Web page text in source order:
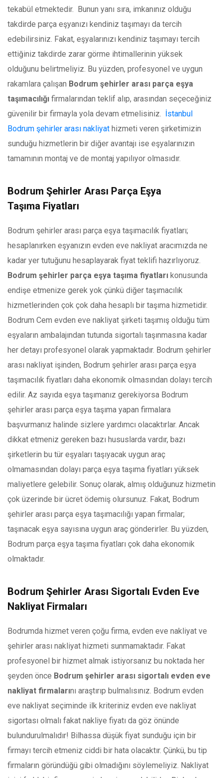
tekabül etmektedir. Bunun yanı sıra, imkanınız olduğu
takdirde parça eşyanızı kendiniz taşımayı da tercih
edebilirsiniz. Fakat, eşyalarınızı kendiniz taşımayı tercih
ettiğiniz takdirde zarar görme ihtimallerinin yüksek
olduğunu belirtmeliyiz. Bu yüzden, profesyonel ve uygun
rakamlara çalışan Bodrum şehirler arası parça eşya
taşımacılığı firmalarından teklif alıp, arasından seçeceğiniz
güvenilir bir firmayla yola devam etmelisiniz. İstanbul
Bodrum şehirler arası nakliyat hizmeti veren şirketimizin
sunduğu hizmetlerin bir diğer avantajı ise eşyalarınızın
tamamının montaj ve de montaj yapılıyor olmasıdır.
Bodrum Şehirler Arası Parça Eşya
Taşıma Fiyatları
Bodrum şehirler arası parça eşya taşımacılık fiyatları;
hesaplanırken eşyanızın evden eve nakliyat aracımızda ne
kadar yer tutuğunu hesaplayarak fiyat teklifi hazırlıyoruz.
Bodrum şehirler parça eşya taşıma fiyatları konusunda
endişe etmenize gerek yok çünkü diğer taşımacılık
hizmetlerinden çok çok daha hesaplı bir taşıma hizmetidir.
Bodrum Cem evden eve nakliyat şirketi taşımış olduğu tüm
eşyaların ambalajından tutunda sigortalı taşınmasına kadar
her detayı profesyonel olarak yapmaktadır. Bodrum şehirler
arası nakliyat işinden, Bodrum şehirler arası parça eşya
taşımacılık fiyatları daha ekonomik olmasından dolayı tercih
edilir. Az sayıda eşya taşımanız gerekiyorsa Bodrum
şehirler arası parça eşya taşıma yapan firmalara
başvurmanız halinde sizlere yardımcı olacaktırlar. Ancak
dikkat etmeniz gereken bazı hususlarda vardır, bazı
şirketlerin bu tür eşyaları taşıyacak uygun araç
olmamasından dolayı parça eşya taşıma fiyatları yüksek
maliyetlere gelebilir. Sonuç olarak, almış olduğunuz hizmetin
çok üzerinde bir ücret ödemiş olursunuz. Fakat, Bodrum
şehirler arası parça eşya taşımacılığı yapan firmalar;
taşınacak eşya sayısına uygun araç gönderirler. Bu yüzden,
Bodrum parça eşya taşıma fiyatları çok daha ekonomik
olmaktadır.
Bodrum Şehirler Arası Sigortalı Evden Eve
Nakliyat Firmaları
Bodrumda hizmet veren çoğu firma, evden eve nakliyat ve
şehirler arası nakliyat hizmeti sunmamaktadır. Fakat
profesyonel bir hizmet almak istiyorsanız bu noktada her
şeyden önce Bodrum şehirler arası sigortalı evden eve
nakliyat firmalarını araştırıp bulmalısınız. Bodrum evden
eve nakliyat seçiminde ilk kriteriniz evden eve nakliyat
sigortası olmalı fakat nakliye fiyatı da göz önünde
bulundurulmalıdır! Bilhassa düşük fiyat sunduğu için bir
firmayı tercih etmeniz ciddi bir hata olacaktır. Çünkü, bu tip
firmaların göründüğü gibi olmadığını söylemeliyiz. Nakliyat